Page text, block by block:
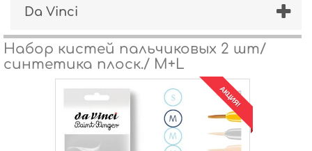
Da Vinci
Набор кистей пальчиковых 2 шт/
синтетика плоск./ M+L
АКЦИЯ!